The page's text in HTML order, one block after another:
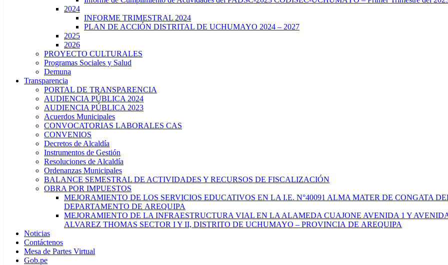
2024
INFORME TRIMESTRAL 2024
PLAN DE ACCIÓN DISTRITAL DE UCHUMAYO 2024 – 2027
2025
2026
PROYECTO CULTURALES
Programas Sociales y Salud
Demuna
Transparencia
PORTAL DE TRANSPARENCIA
AUDIENCIA PÚBLICA 2024
AUDIENCIA PÚBLICA 2023
Acuerdos Municipales
CONVOCATORIAS LABORALES CAS
CONVENIOS
Decretos de Alcaldía
Instrumentos de Gestión
Resoluciones de Alcaldía
Ordenanzas Municipales
BALANCE SEMESTRAL DE ACTIVIDADES Y RECURSOS DE FISCALIZACIÓN
OBRA POR IMPUESTOS
MEJORAMIENTO DE LOS SERVICIOS EDUCATIVOS EN LA I.E. N°40091 ALMA MATER DE CONGATA
DEPARTAMENTO DE AREQUIPA
MEJORAMIENTO DE LA INFRAESTRUCTURA VIAL EN LA ALAMEDA CUAJONE AVENIDA 1 Y
ALVAREZ THOMAS SECTOR I Y II, DISTRITO DE UCHUMAYO – PROVINCIA DE AREQUIPA
Noticias
Contáctenos
Mesa de Partes Virtual
Gob.pe